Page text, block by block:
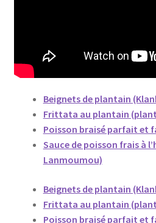
Beignets de plantain
Frittata au plantain
Poisson braisé parfait et
Sauce de poisson frais à
Lanmoumou)
Beignets de plantain
Frittata au plantain
Poisson braisé parfait et